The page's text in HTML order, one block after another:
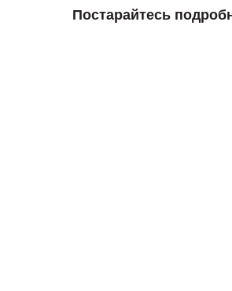
Постарайтесь